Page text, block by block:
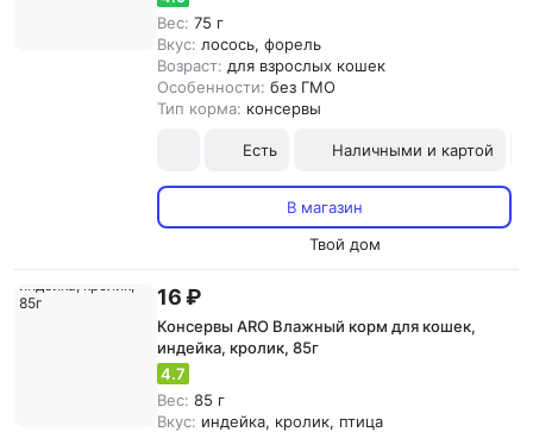
Вес: 75 г
Вкус: лосось, форель
Возраст: для взрослых кошек
Особенности: без ГМО
Тип корма: консервы
Есть Наличными и картой
В магазин
Твой дом
16 ₽
Консервы ARO Влажный корм для кошек,
индейка, кролик, 85г
4.7
Вес: 85 г
Вкус: индейка, кролик, птица